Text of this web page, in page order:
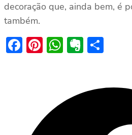
decoração que, ainda bem, é
também.
Facebook
Pinterest
WhatsApp